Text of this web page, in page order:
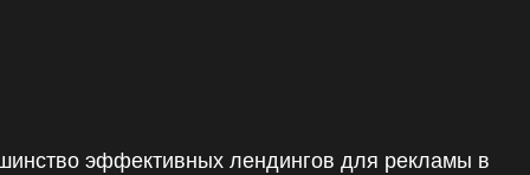
эффективных лендингов для рекламы в